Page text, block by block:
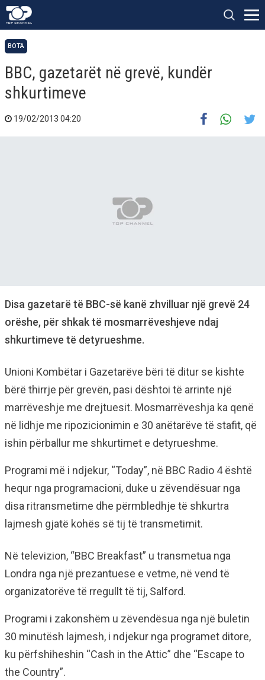
BOTA
BBC, gazetarët në grevë, kundër
shkurtimeve
19/02/2013 04:20
Disa gazetarë të BBC-së kanë zhvilluar një grevë 24
orëshe, për shkak të mosmarrëveshjeve ndaj
shkurtimeve të detyrueshme.
Unioni Kombëtar i Gazetarëve bëri të ditur se kishte
bërë thirrje për grevën, pasi dështoi të arrinte një
marrëveshje me drejtuesit. Mosmarrëveshja ka qenë
në lidhje me ripozicionimin e 30 anëtarëve të stafit, që
ishin përballur me shkurtimet e detyrueshme.
Programi më i ndjekur, “Today”, në BBC Radio 4 është
hequr nga programacioni, duke u zëvendësuar nga
disa ritransmetime dhe përmbledhje të shkurtra
lajmesh gjatë kohës së tij të transmetimit.
Në televizion, “BBC Breakfast” u transmetua nga
Londra nga një prezantuese e vetme, në vend të
organizatorëve të rregullt të tij, Salford.
Programi i zakonshëm u zëvendësua nga një buletin
30 minutësh lajmesh, i ndjekur nga programet ditore,
ku përfshiheshin “Cash in the Attic” dhe “Escape to
the Country”.